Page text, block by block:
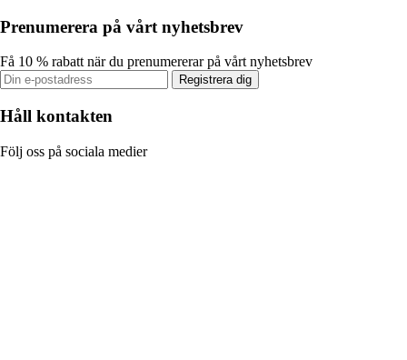
Prenumerera på vårt nyhetsbrev
Få 10 % rabatt när du prenumererar på vårt nyhetsbrev
Registrera dig
Håll kontakten
Följ oss på sociala medier